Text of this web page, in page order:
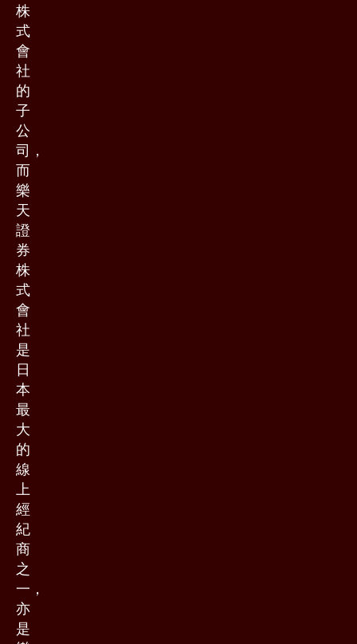
株
式
會
社
的
子
公
司，
而
樂
天
證
券
株
式
會
社
是
日
本
最
大
的
線
上
經
紀
商
之
一，
亦
是